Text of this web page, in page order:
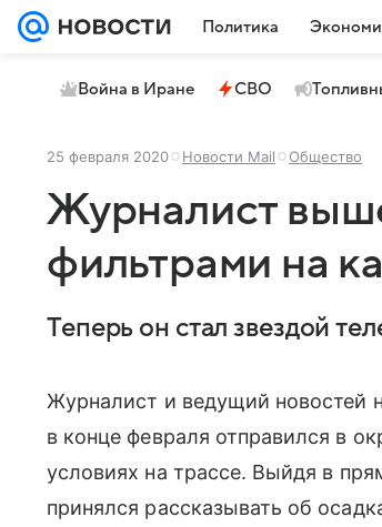
Политика
Война в Иране СВО
25 февраля 2020 Новости Mail Общество
Журналист
фильтрами на
Теперь он стал звездой
Журналист и ведущий новостей
в конце февраля отправился в
условиях на трассе. Выйдя в
принялся рассказывать об